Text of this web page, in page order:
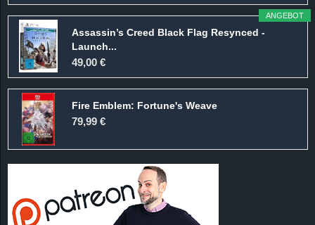
ANGEBOT
Assassin’s Creed Black Flag Resynced -
Launch...
49,00 €
Fire Emblem: Fortune's Weave
79,99 €